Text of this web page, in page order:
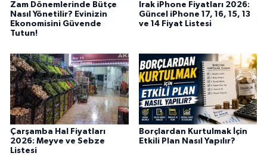
Zam Dönemlerinde Bütçe
Nasıl Yönetilir? Evinizin
Ekonomisini Güvende
Tutun!
Irak iPhone Fiyatları 2026:
Güncel iPhone 17, 16, 15, 13
ve 14 Fiyat Listesi
Çarşamba Hal Fiyatları
2026: Meyve ve Sebze
Listesi
Borçlardan Kurtulmak İçin
Etkili Plan Nasıl Yapılır?